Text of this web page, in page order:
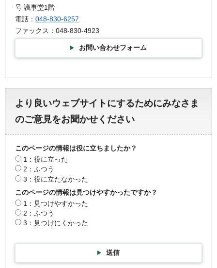
号 議事堂1階
電話： 048-830-6257
ファックス：048-830-4923
お問い合わせフォーム
より良いウェブサイトにするためにみなさま
のご意見をお聞かせください
このページの情報は役に立ちましたか？
1：役に立った
2：ふつう
3：役に立たなかった
このページの情報は見つけやすかったですか？
1：見つけやすかった
2：ふつう
3：見つけにくかった
送信